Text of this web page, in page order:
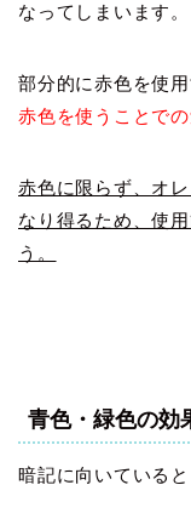
なってしまいます。
部分的に赤色を使
赤色を使うことで
赤色に限らず、オ
なり得るため、使
う。
青色・緑色の効
暗記に向いている